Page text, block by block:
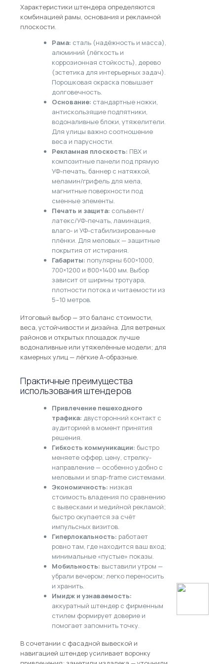
Характеристики штендера определяются
комбинацией рамы, основания и рекламной
плоскости.
Рама: сталь (надёжность и масса),
алюминий (лёгкость и
коррозионная стойкость), дерево
(эстетика для интерьерных задач).
Порошковая окраска повышает
долговечность.
Основание: стандартные ножки,
антискользящие подпятники,
водоналивные блоки, утяжелители.
Для улицы важно соотношение
веса и парусности.
Рекламная плоскость: ПВХ и
композитные панели под прямую
УФ-печать, баннер с натяжкой,
меламин/грифель для мела,
магнитные поверхности под
сменные элементы.
Печать и защита: сольвент/
латекс/УФ-печать, ламинация,
влаго- и УФ-стабилизированные
плёнки. Для меловых — защитные
покрытия от истирания.
Габариты: популярны 600×1000,
700×1200 и 800×1400 мм. Выбор
зависит от ширины тротуара,
плотности потока и читаемости из
5–10 метров.
Итоговый выбор — это баланс стоимости,
веса, устойчивости и дизайна. Для ветреных
районов и открытых площадок лучше
водоналивные или утяжелённые модели; для
камерных улиц — лёгкие А-образные.
Практичные преимущества
использования штендеров
Привлечение пешеходного
трафика: двусторонний контакт с
аудиторией в момент принятия
решения.
Гибкость коммуникации: быстро
меняете оффер, цену, стрелку-
направление — особенно удобно с
меловыми и snap-frame системами.
Экономичность: низкая
стоимость владения по сравнению
с вывесками и медийной рекламой;
быстро окупается за счёт
импульсных визитов.
Гиперлокальность: работает
ровно там, где находится ваш вход;
минимальные «пустые» показы.
Мобильность: выставили утром —
убрали вечером; легко переносить
и хранить.
Имидж и узнаваемость:
аккуратный штендер с фирменным
стилем формирует доверие и
помогает запомнить точку.
В сочетании с фасадной вывеской и
навигацией штендер усиливает воронку